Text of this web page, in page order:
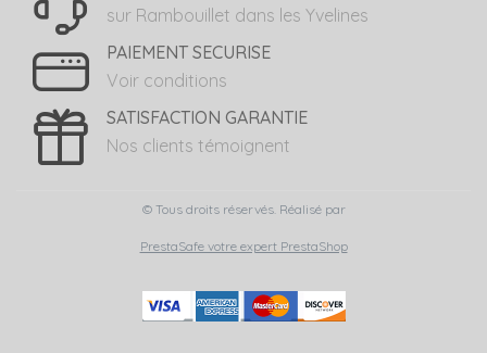
sur Rambouillet dans les Yvelines
PAIEMENT SECURISE
Voir conditions
SATISFACTION GARANTIE
Nos clients témoignent
© Tous droits réservés. Réalisé par
PrestaSafe votre expert PrestaShop